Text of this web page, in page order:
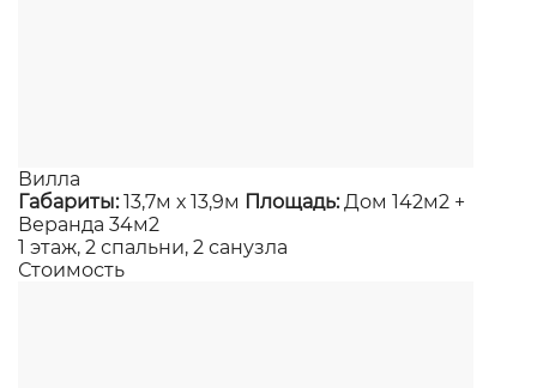
Вилла
Габариты:13,7м х 13,9м Площадь:Дом 142м2 +
Веранда 34м2
1 этаж, 2 спальни, 2 санузла
Стоимость